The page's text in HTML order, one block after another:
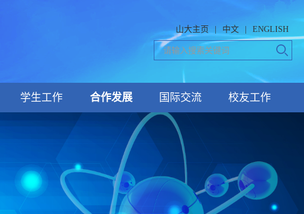
山大主页 中文 ENGLISH
学生工作 合作发展 国际交流 校友工作